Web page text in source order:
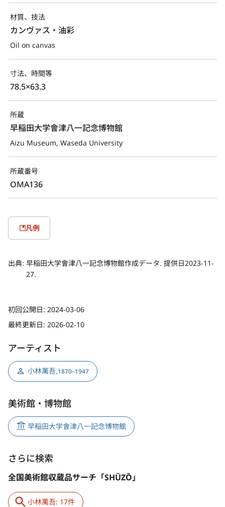
材質、技法
カンヴァス・油彩
Oil on canvas
寸法、時間等
78.5×63.3
所蔵
早稲田大学會津八一記念博物館
Aizu Museum, Waseda University
所蔵番号
OMA136
凡例
出典: 早稲田大学會津八一記念博物館作成データ. 提供日2023-11-
27.
初回公開日: 2024-03-06
最終更新日: 2026-02-10
アーティスト
小林萬吾,1870–1947
美術館・博物館
早稲田大学會津八一記念博物館
さらに検索
全国美術館収蔵品サーチ「SHŪZŌ」
小林萬吾: 17件